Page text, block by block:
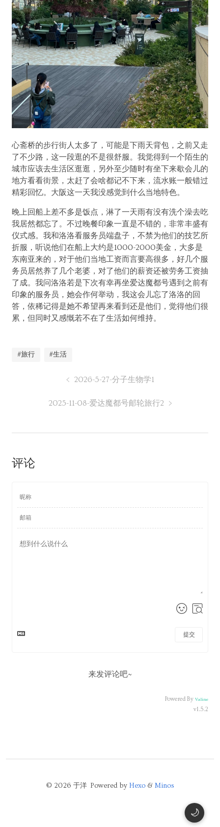
心斋桥的步行街人太多了，可能是下雨天背包，之前又走
了不少路，这一段逛的不是很舒服。我觉得到一个陌生的
城市应该去生活区逛逛，另外至少随时有坐下来歇会儿的
地方看看街景，太赶了会啥都记不下来，流水账一般错过
精彩回忆。大阪这一天我没感觉到什么当地特色。
晚上回船上差不多是饭点，淋了一天雨有没有洗个澡去吃
我居然都忘了。不过晚餐印象一直是不错的，非常丰盛有
仪式感。我和洛洛看服务员端盘子，不禁为他们的技艺所
折服，听说他们在船上大约是1000-2000美金，大多是
东南亚来的，对于他们当地工资而言要高很多，好几个服
务员居然养了几个老婆，对了他们的薪资还被劳务工资抽
了成。我问洛洛若是下次有幸再坐爱达魔都号遇到之前有
印象的服务员，她会作何举动，我这会儿忘了洛洛的回
答，依稀记得是她不希望再来看到还是他们，觉得他们很
累，但同时又感慨若不在了生活如何维持。
#旅行 #生活
2026-5-27-分子生物学1
2025-11-08-爱达魔都号邮轮旅行2
评论
提交
来发评论吧~
Powered By Valine
v1.5.2
© 2026 于洋 Powered by Hexo& Minos
🌙